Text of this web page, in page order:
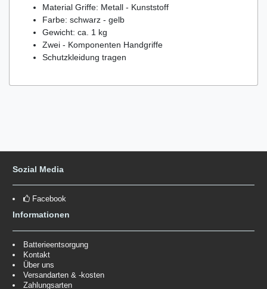
Material Griffe: Metall - Kunststoff
Farbe: schwarz - gelb
Gewicht: ca. 1 kg
Zwei - Komponenten Handgriffe
Schutzkleidung tragen
Sozial Media
Facebook
Informationen
Batterieentsorgung
Kontakt
Über uns
Versandarten & -kosten
Zahlungsarten